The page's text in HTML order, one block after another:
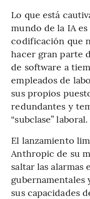
Lo que está
mundo de la IA
codificación que
hacer gran parte
de software a
empleados de
sus propios
redundantes y
“subclase” laboral.
El lanzamiento
Anthropic de su
saltar las alarmas
sus capacidades